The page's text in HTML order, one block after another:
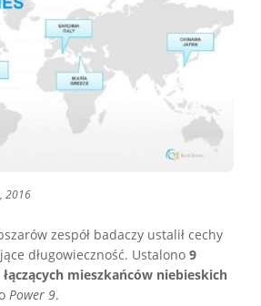
2016
zespół badaczy ustalił cechy
długowieczność. Ustalono 9
mieszkańców niebieskich
Power 9.